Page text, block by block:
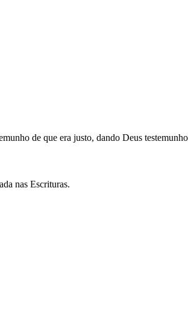
de que era justo, dando Deus
nas Escrituras.